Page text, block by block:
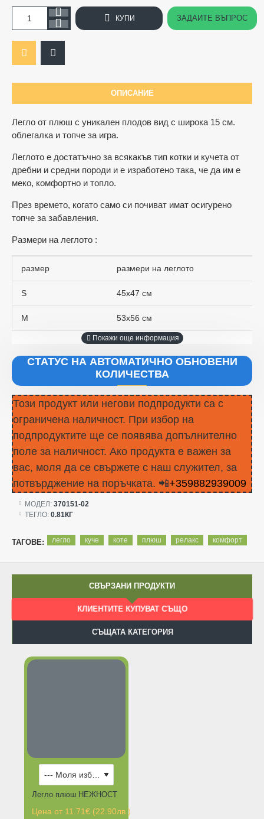
Ограничена наличност
ОПИСАНИЕ
Легло от плюш с уникален плодов вид с широка 15 см.
облегалка и топче за игра.
Леглото е достатъчно за всякакъв тип котки и кучета от
дребни и средни породи и е изработено така, че да им е
меко, комфортно и топло.
През времето, когато само си почиват имат осигурено
топче за забавления.
Размери на леглото :
размер размери на леглото
S 45х47 см
M 53х56 см
СТАТУС НА АВТОМАТИЧНО ОБНОВЕНИ
КОЛИЧЕСТВА
Този продукт или негови подпродукти са с
ограничена наличност. При избор на
подпродуктите ще се появява допълнително
поле за наличност. Ако продукта е важен за
вас, моля да се свържете с наш служител, за
потвърджение на поръчката. 📲+359882939009
МОДЕЛ: 370151-02
ТЕГЛО: 0.81КГ
КУПИ ЗАДАЙТЕ ВЪПРОС
ТАГОВЕ: легло куче коте плюш релакс комфорт
СВЪРЗАНИ ПРОДУКТИ
КЛИЕНТИТЕ КУПУВАТ СЪЩО
СЪЩАТА КАТЕГОРИЯ
Легло плюш НЕЖНОСТ
Цена от 11.71€ (22.90лв.)